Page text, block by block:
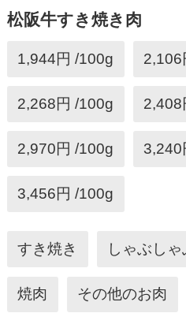
松阪牛すき焼き肉
1,944円 /100g 2,106
2,268円 /100g 2,408
2,970円 /100g 3,240
3,456円 /100g
すき焼き しゃぶしゃ
焼肉 その他のお肉